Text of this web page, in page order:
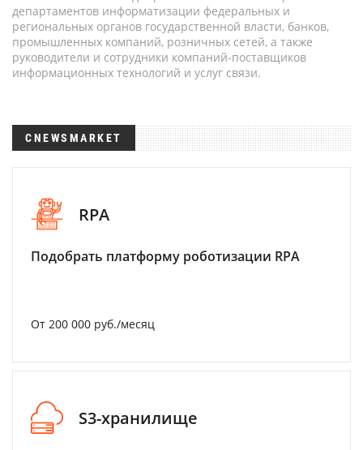
департаментов информатизации федеральных и
региональных органов государственной власти, банков,
промышленных компаний, розничных сетей, а также
руководители и сотрудники компаний-поставщиков
информационных технологий и услуг связи.
CNEWSMARKET
RPA
Подобрать платформу роботизации RPA
От 200 000 руб./месяц
S3-хранилище